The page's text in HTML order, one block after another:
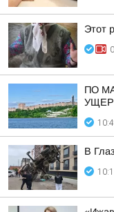
Этот
ПО
В